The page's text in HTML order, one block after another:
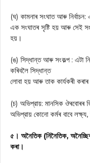
(ঘ) কামনাৰ সংঘাত আৰু
এক সংঘাতৰ সৃষ্টি হয় আৰু সেই
হয়।
(ঙ) সিদ্ধান্ত আৰু সংকল্প : এটা
কৰিবলৈ সিদ্ধান্ত
লোবা হয় আৰু তাক কার্যকৰী কৰাৰ
(চ) অভিপ্রায়: মানসিক ঔৰবোৰৰ
অভিপ্রায় কোনো কর্মৰ বাবে
৫। অনৈতিক (নিনৈতিক,
কৰা।